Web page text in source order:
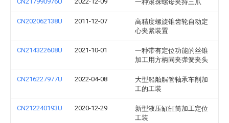
一种滚珠螺母夹持三爪
CN202062138U 2011-12-07
高精度螺旋锥齿轮自动定
心夹紧装置
CN214322608U 2021-10-01
一种带有定位功能的丝锥
加工用方柄同夹弹簧夹头
CN216227977U 2022-04-08
大型船舶艉管轴承车削加
工的工装
CN212240193U 2020-12-29
新型液压缸缸筒加工定位
工装